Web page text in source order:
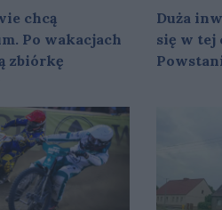
chcą
Po wakacjach
zbiórkę
Duża
się w tej